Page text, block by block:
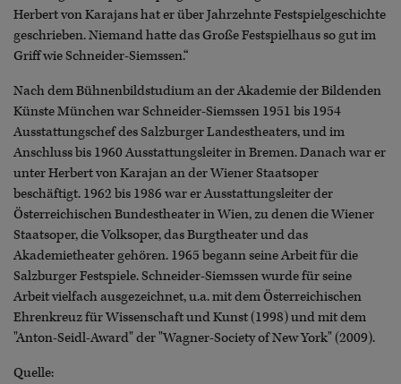
Herbert von Karajans hat er über Jahrzehnte Festspielgeschichte
geschrieben. Niemand hatte das Große Festspielhaus so gut im
Griff wie Schneider-Siemssen.“
Nach dem Bühnenbildstudium an der Akademie der Bildenden
Künste München war Schneider-Siemssen 1951 bis 1954
Ausstattungschef des Salzburger Landestheaters, und im
Anschluss bis 1960 Ausstattungsleiter in Bremen. Danach war er
unter Herbert von Karajan an der Wiener Staatsoper
beschäftigt. 1962 bis 1986 war er Ausstattungsleiter der
Österreichischen Bundestheater in Wien, zu denen die Wiener
Staatsoper, die Volksoper, das Burgtheater und das
Akademietheater gehören. 1965 begann seine Arbeit für die
Salzburger Festspiele. Schneider-Siemssen wurde für seine
Arbeit vielfach ausgezeichnet, u.a. mit dem Österreichischen
Ehrenkreuz für Wissenschaft und Kunst (1998) und mit dem
"Anton-Seidl-Award" der "Wagner-Society of New York" (2009).
Quelle: